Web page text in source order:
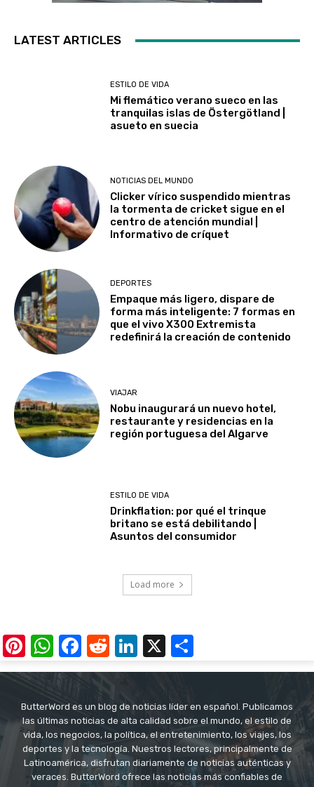
LATEST ARTICLES
ESTILO DE VIDA
Mi flemático verano sueco en las
tranquilas islas de Östergötland |
asueto en suecia
NOTICIAS DEL MUNDO
Clicker vírico suspendido mientras
la tormenta de cricket sigue en el
centro de atención mundial |
Informativo de críquet
DEPORTES
Empaque más ligero, dispare de
forma más inteligente: 7 formas en
que el vivo X300 Extremista
redefinirá la creación de contenido
VIAJAR
Nobu inaugurará un nuevo hotel,
restaurante y residencias en la
región portuguesa del Algarve
ESTILO DE VIDA
Drinkflation: por qué el trinque
britano se está debilitando |
Asuntos del consumidor
Load more
Pinterest
WhatsApp
Facebook
RedditLinkedIn
X
ButterWord es un blog de noticias líder en español. Publicamos
las últimas noticias de alta calidad sobre el mundo, el estilo de
vida, los negocios, la política, el entretenimiento, los viajes, los
deportes y la tecnología. Nuestros lectores, principalmente de
Latinoamérica, disfrutan diariamente de noticias auténticas y
veraces. ButterWord ofrece las noticias más confiables de